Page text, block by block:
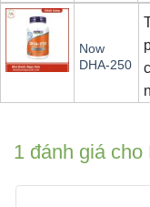
Now
DHA-250
1 đánh giá cho